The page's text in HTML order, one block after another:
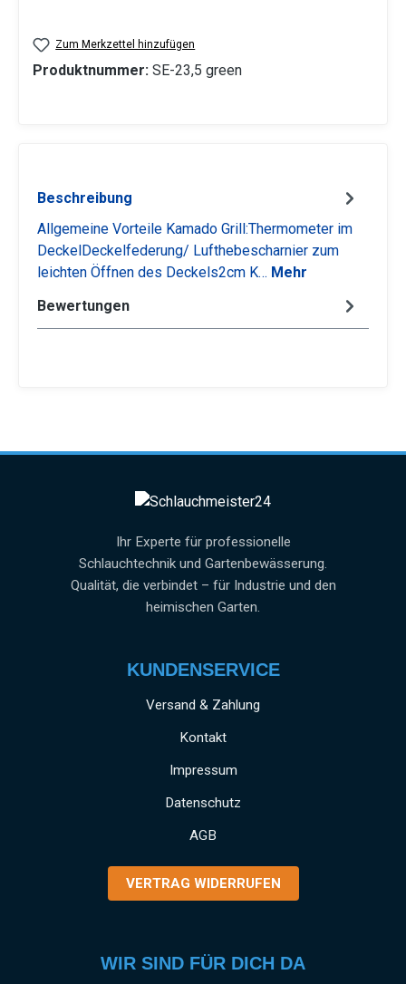
Zum Merkzettel hinzufügen
Produktnummer: SE-23,5 green
Beschreibung
Allgemeine Vorteile Kamado Grill:Thermometer im
DeckelDeckelfederung/ Lufthebescharnier zum
leichten Öffnen des Deckels2cm K… Mehr
Bewertungen
Ihr Experte für professionelle
Schlauchtechnik und Gartenbewässerung.
Qualität, die verbindet – für Industrie und den
heimischen Garten.
KUNDENSERVICE
Versand & Zahlung
Kontakt
Impressum
Datenschutz
AGB
VERTRAG WIDERRUFEN
WIR SIND FÜR DICH DA